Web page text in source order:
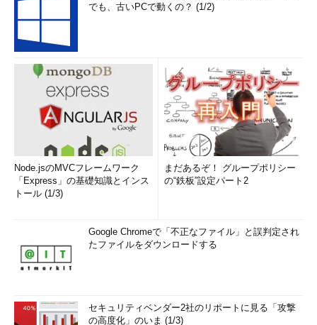
でも、古いPCで動くの？ (1/2)
Node.jsのMVCフレームワーク
「Express」の基礎知識とインス
トール (1/3)
まだあるぞ！ グループポリシー
の“鉄板”設定パート2
Google Chromeで「不正なファイル」と誤判定され
たファイルをダウンロードする
セキュリティベンダー2社のリポートに見る「攻撃
の高度化」のいま (1/3)